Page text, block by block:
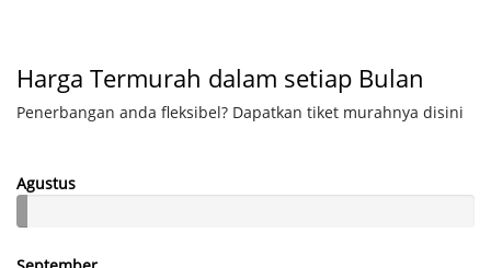
Harga Termurah dalam setiap Bulan
Penerbangan anda fleksibel? Dapatkan tiket murahnya disini
Agustus